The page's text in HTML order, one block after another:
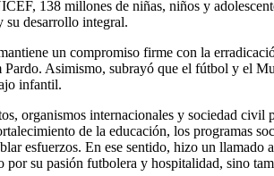
138 millones de niñas, niños y
su desarrollo integral.
un compromiso firme con la
Asimismo, subrayó que el fútbol y el
infantil.
organismos internacionales y sociedad
de la educación, los programas
esfuerzos. En ese sentido, hizo un llamado
su pasión futbolera y hospitalidad, sino